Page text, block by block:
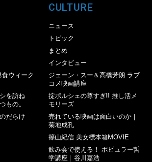
ウィーク
を訪ね
もの。
だらけ
CULTURE
ニュース
トピック
まとめ
インタビュー
ジェーン・スー＆高橋芳朗 ラブ
コメ映画講座
掟ポルシェの尊すぎ!! 推し活メ
モリーズ
売れている映画は面白いのか｜
菊地成孔
篠山紀信 美女標本箱MOVIE
飲み会で使える！ ポピュラー哲
学講座｜谷川嘉浩